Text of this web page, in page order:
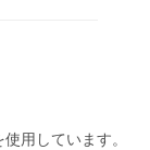
使用しています。